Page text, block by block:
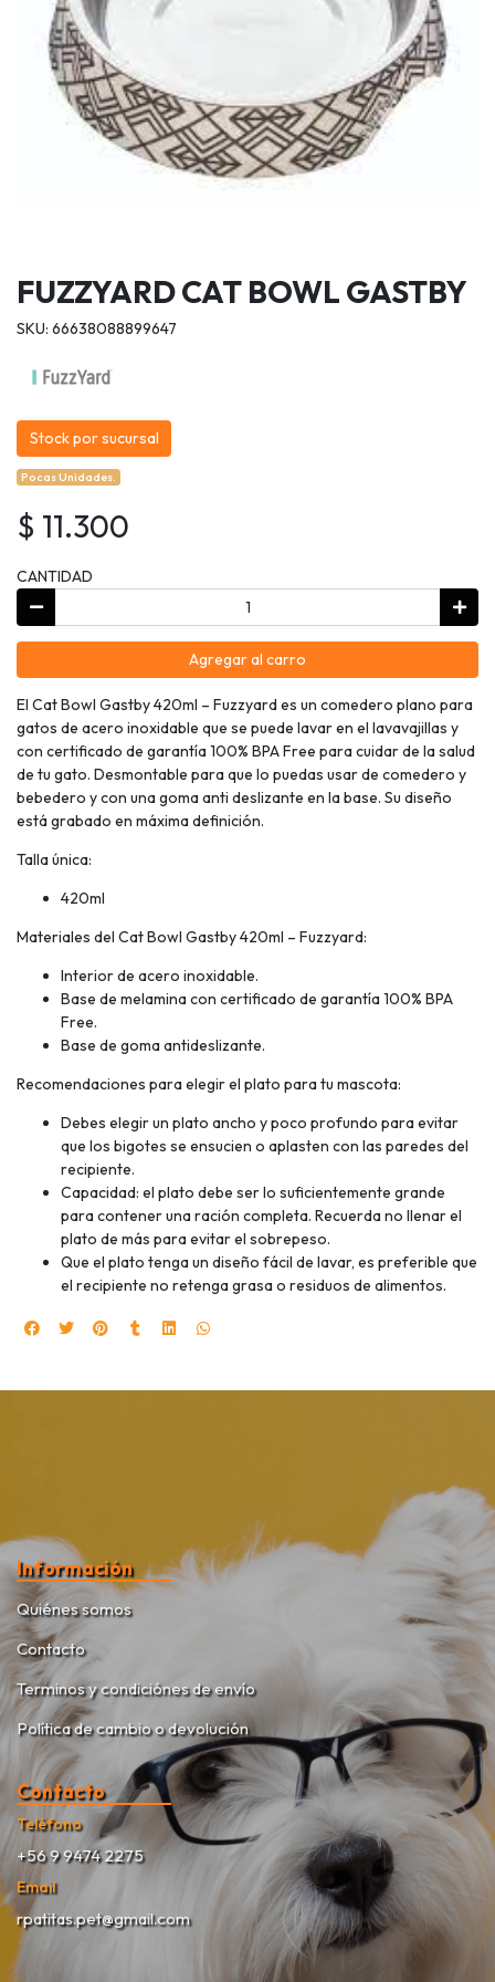
FUZZYARD CAT BOWL GASTBY
SKU: 66638088899647
Stock por sucursal
Pocas Unidades.
$ 11.300
CANTIDAD
Agregar al carro
El Cat Bowl Gastby 420ml – Fuzzyard es un comedero plano para
gatos de acero inoxidable que se puede lavar en el lavavajillas y
con certificado de garantía 100% BPA Free para cuidar de la salud
de tu gato. Desmontable para que lo puedas usar de comedero y
bebedero y con una goma anti deslizante en la base. Su diseño
está grabado en máxima definición.
Talla única:
420ml
Materiales del Cat Bowl Gastby 420ml – Fuzzyard:
Interior de acero inoxidable.
Base de melamina con certificado de garantía 100% BPA
Free.
Base de goma antideslizante.
Recomendaciones para elegir el plato para tu mascota:
Debes elegir un plato ancho y poco profundo para evitar
que los bigotes se ensucien o aplasten con las paredes del
recipiente.
Capacidad: el plato debe ser lo suficientemente grande
para contener una ración completa. Recuerda no llenar el
plato de más para evitar el sobrepeso.
Que el plato tenga un diseño fácil de lavar, es preferible que
el recipiente no retenga grasa o residuos de alimentos.
Información
Quiénes somos
Contacto
Terminos y condiciónes de envío
Política de cambio o devolución
Contacto
Teléfono
+56 9 9474 2275
Email
rpatitas.pet@gmail.com